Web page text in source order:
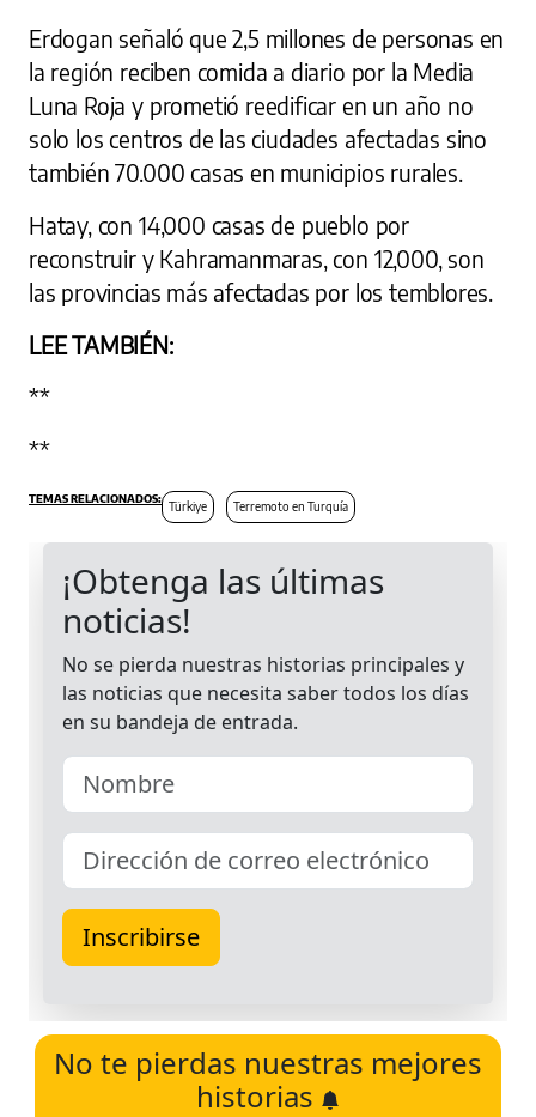
Erdogan señaló que 2,5 millones de personas en
la región reciben comida a diario por la Media
Luna Roja y prometió reedificar en un año no
solo los centros de las ciudades afectadas sino
también 70.000 casas en municipios rurales.
Hatay, con 14,000 casas de pueblo por
reconstruir y Kahramanmaras, con 12,000, son
las provincias más afectadas por los temblores.
LEE TAMBIÉN:
**
**
Türkiye Terremoto en Turquía
No te pierdas nuestras mejores
historias